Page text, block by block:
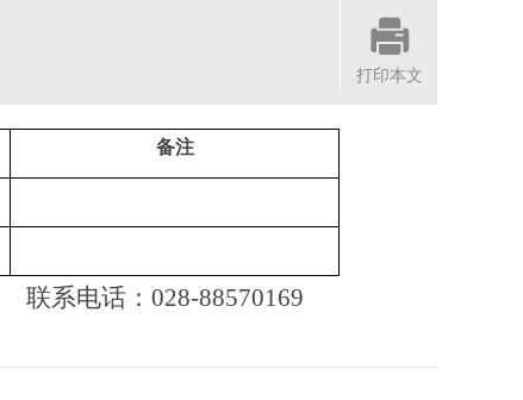

打印本文
备注
联系电话： 028-88570169